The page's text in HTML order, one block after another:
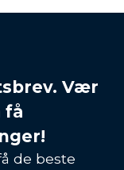
Vær
få
de beste